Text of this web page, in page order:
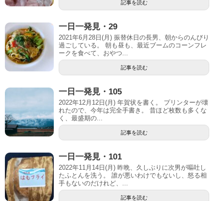
記事を読む
一日一発見・29
2021年6月28日(月) 振替休日の長男、朝からのんびり
過ごしている。 朝も昼も、最近ブームのコーンフレ
ークを食べて、おやつ...
記事を読む
一日一発見・105
2022年12月12日(月) 年賀状を書く。 プリンターが壊
れたので、今年は完全手書き。 昔ほど枚数も多くな
く、最盛期の...
記事を読む
一日一発見・101
2022年11月14日(月) 昨晩、久しぶりに次男が嘔吐し
たふとんを洗う。 誰が悪いわけでもないし、怒る相
手もないのだけれど、...
記事を読む